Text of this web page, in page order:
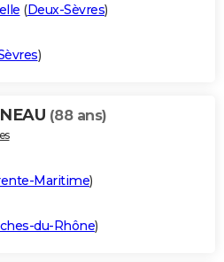
(Deux-Sèvres)
)
(88 ans)
Maritime)
du-Rhône)